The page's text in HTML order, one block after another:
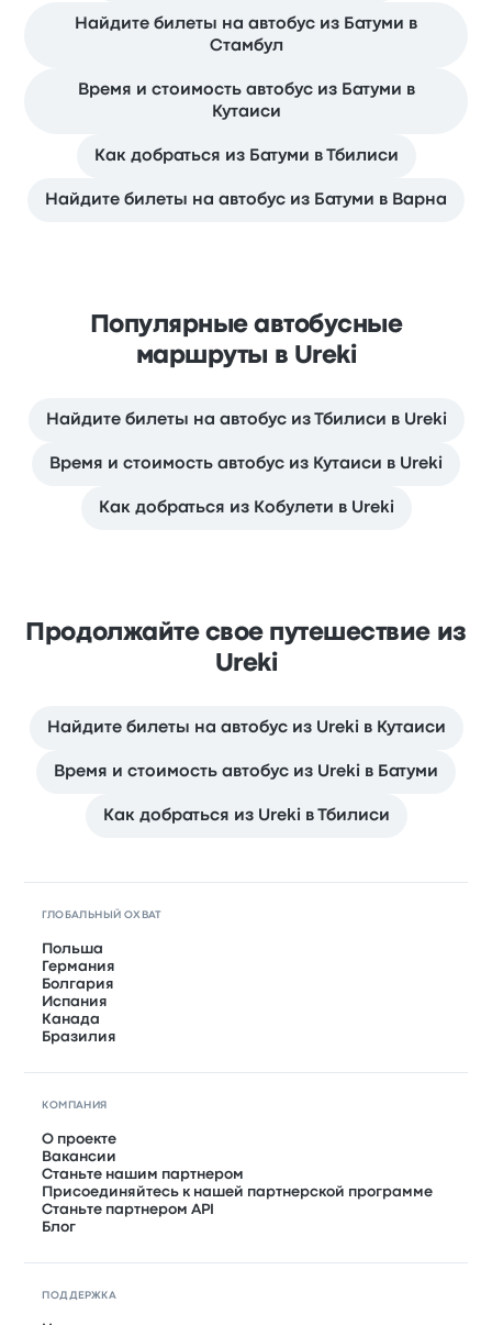
Найдите билеты на автобус из Батуми в
Стамбул
Время и стоимость автобус из Батуми в
Кутаиси
Как добраться из Батуми в Тбилиси
Найдите билеты на автобус из Батуми в Варна
Популярные автобусные
маршруты в Ureki
Найдите билеты на автобус из Тбилиси в Ureki
Время и стоимость автобус из Кутаиси в Ureki
Как добраться из Кобулети в Ureki
Продолжайте свое путешествие из
Ureki
Найдите билеты на автобус из Ureki в Кутаиси
Время и стоимость автобус из Ureki в Батуми
Как добраться из Ureki в Тбилиси
ГЛОБАЛЬНЫЙ ОХВАТ
Польша
Германия
Болгария
Испания
Канада
Бразилия
КОМПАНИЯ
О проекте
Вакансии
Станьте нашим партнером
Присоединяйтесь к нашей партнерской программе
Станьте партнером API
Блог
ПОДДЕРЖКА